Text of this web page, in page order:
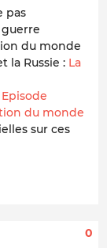
pas
du monde
la Russie : La
Episode
du monde
sur ces
0